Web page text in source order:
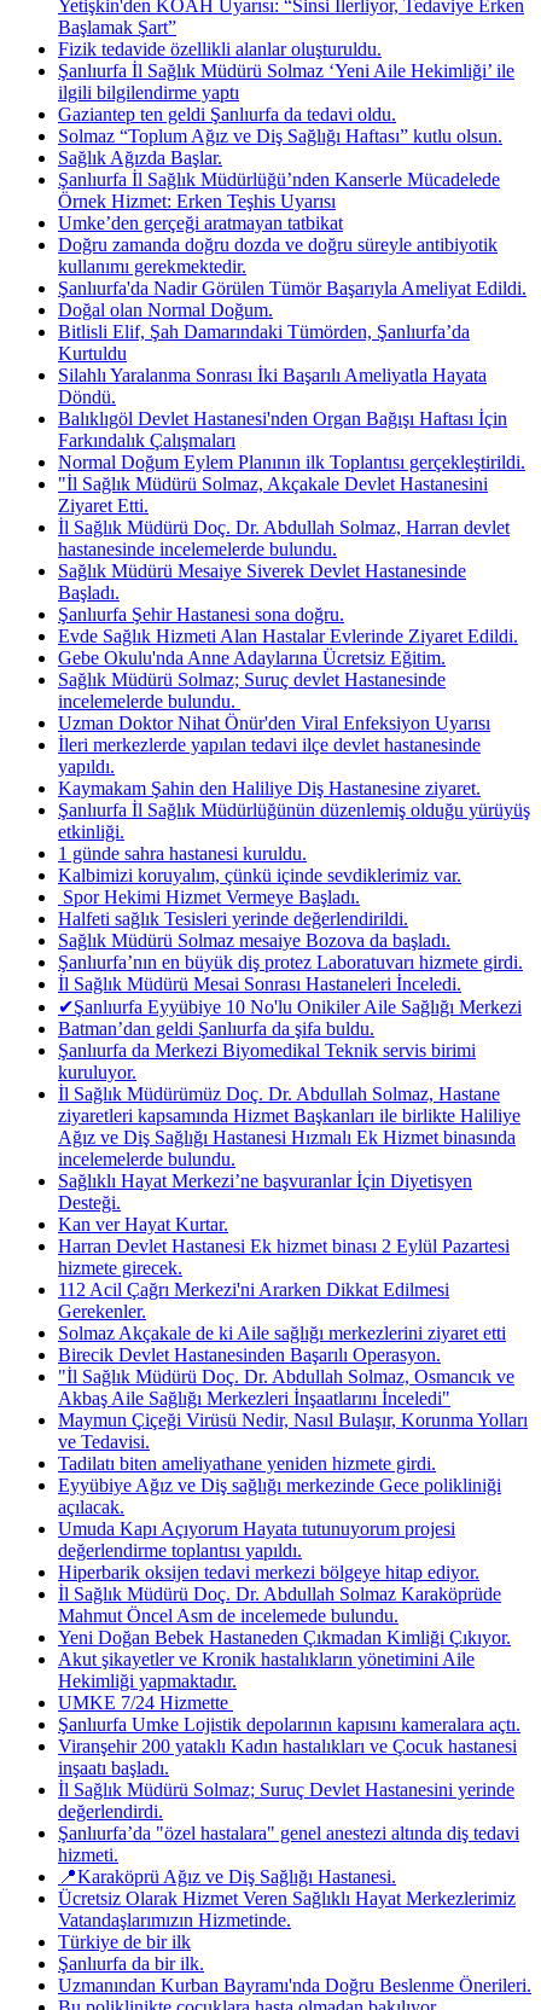
Yetişkin'den KOAH Uyarısı: “Sinsi İlerliyor, Tedaviye Erken
Başlamak Şart”
Fizik tedavide özellikli alanlar oluşturuldu.
Şanlıurfa İl Sağlık Müdürü Solmaz ‘Yeni Aile Hekimliği’ ile
ilgili bilgilendirme yaptı
Gaziantep ten geldi Şanlıurfa da tedavi oldu.
Solmaz “Toplum Ağız ve Diş Sağlığı Haftası” kutlu olsun.
Sağlık Ağızda Başlar.
Şanlıurfa İl Sağlık Müdürlüğü’nden Kanserle Mücadelede
Örnek Hizmet: Erken Teşhis Uyarısı
Umke’den gerçeği aratmayan tatbikat
Doğru zamanda doğru dozda ve doğru süreyle antibiyotik
kullanımı gerekmektedir.
Şanlıurfa'da Nadir Görülen Tümör Başarıyla Ameliyat Edildi.
Doğal olan Normal Doğum.
Bitlisli Elif, Şah Damarındaki Tümörden, Şanlıurfa’da
Kurtuldu
Silahlı Yaralanma Sonrası İki Başarılı Ameliyatla Hayata
Döndü.
Balıklıgöl Devlet Hastanesi'nden Organ Bağışı Haftası İçin
Farkındalık Çalışmaları
Normal Doğum Eylem Planının ilk Toplantısı gerçekleştirildi.
"İl Sağlık Müdürü Solmaz, Akçakale Devlet Hastanesini
Ziyaret Etti.
İl Sağlık Müdürü Doç. Dr. Abdullah Solmaz, Harran devlet
hastanesinde incelemelerde bulundu.
Sağlık Müdürü Mesaiye Siverek Devlet Hastanesinde
Başladı.
Şanlıurfa Şehir Hastanesi sona doğru.
Evde Sağlık Hizmeti Alan Hastalar Evlerinde Ziyaret Edildi.
Gebe Okulu'nda Anne Adaylarına Ücretsiz Eğitim.
Sağlık Müdürü Solmaz; Suruç devlet Hastanesinde
incelemelerde bulundu. ​
Uzman Doktor Nihat Önür'den Viral Enfeksiyon Uyarısı
İleri merkezlerde yapılan tedavi ilçe devlet hastanesinde
yapıldı.
Kaymakam Şahin den Haliliye Diş Hastanesine ziyaret.
Şanlıurfa İl Sağlık Müdürlüğünün düzenlemiş olduğu yürüyüş
etkinliği.
1 günde sahra hastanesi kuruldu.
Kalbimizi koruyalım, çünkü içinde sevdiklerimiz var.
​ Spor Hekimi Hizmet Vermeye Başladı.
Halfeti sağlık Tesisleri yerinde değerlendirildi.
Sağlık Müdürü Solmaz mesaiye Bozova da başladı.
Şanlıurfa’nın en büyük diş protez Laboratuvarı hizmete girdi.
İl Sağlık Müdürü Mesai Sonrası Hastaneleri İnceledi.
✔Şanlıurfa Eyyübiye 10 No'lu Onikiler Aile Sağlığı Merkezi
Batman’dan geldi Şanlıurfa da şifa buldu.
Şanlıurfa da Merkezi Biyomedikal Teknik servis birimi
kuruluyor.
İl Sağlık Müdürümüz Doç. Dr. Abdullah Solmaz, Hastane
ziyaretleri kapsamında Hizmet Başkanları ile birlikte Haliliye
Ağız ve Diş Sağlığı Hastanesi Hızmalı Ek Hizmet binasında
incelemelerde bulundu.
Sağlıklı Hayat Merkezi’ne başvuranlar İçin Diyetisyen
Desteği.
Kan ver Hayat Kurtar.
Harran Devlet Hastanesi Ek hizmet binası 2 Eylül Pazartesi
hizmete girecek.
112 Acil Çağrı Merkezi'ni Ararken Dikkat Edilmesi
Gerekenler.
Solmaz Akçakale de ki Aile sağlığı merkezlerini ziyaret etti
Birecik Devlet Hastanesinden Başarılı Operasyon.
"İl Sağlık Müdürü Doç. Dr. Abdullah Solmaz, Osmancık ve
Akbaş Aile Sağlığı Merkezleri İnşaatlarını İnceledi"
Maymun Çiçeği Virüsü Nedir, Nasıl Bulaşır, Korunma Yolları
ve Tedavisi.
Tadilatı biten ameliyathane yeniden hizmete girdi.
Eyyübiye Ağız ve Diş sağlığı merkezinde Gece polikliniği
açılacak.
Umuda Kapı Açıyorum Hayata tutunuyorum projesi
değerlendirme toplantısı yapıldı.
Hiperbarik oksijen tedavi merkezi bölgeye hitap ediyor.
İl Sağlık Müdürü Doç. Dr. Abdullah Solmaz Karaköprüde
Mahmut Öncel Asm de incelemede bulundu.
Yeni Doğan Bebek Hastaneden Çıkmadan Kimliği Çıkıyor.
Akut şikayetler ve Kronik hastalıkların yönetimini Aile
Hekimliği yapmaktadır.
UMKE 7/24 Hizmette ​
Şanlıurfa Umke Lojistik depolarının kapısını kameralara açtı.
Viranşehir 200 yataklı Kadın hastalıkları ve Çocuk hastanesi
inşaatı başladı.
İl Sağlık Müdürü Solmaz; Suruç Devlet Hastanesini yerinde
değerlendirdi.
Şanlıurfa’da "özel hastalara" genel anestezi altında diş tedavi
hizmeti.
📍Karaköprü Ağız ve Diş Sağlığı Hastanesi.
Ücretsiz Olarak Hizmet Veren Sağlıklı Hayat Merkezlerimiz
Vatandaşlarımızın Hizmetinde.
Türkiye de bir ilk
Şanlıurfa da bir ilk.
Uzmanından Kurban Bayramı'nda Doğru Beslenme Önerileri.